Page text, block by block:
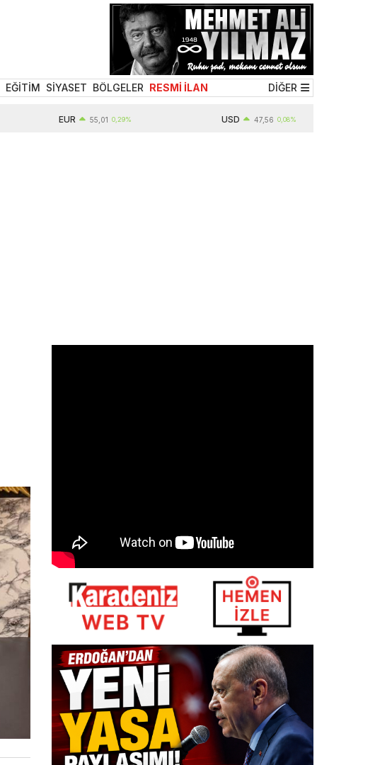
EĞİTİM SİYASET BÖLGELER RESMİ İLAN DİĞER
55,01 0,29% 47,56 0,08%